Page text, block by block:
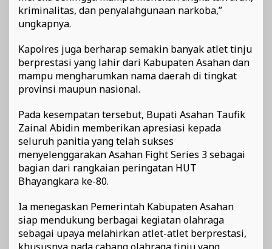
kriminalitas, dan penyalahgunaan narkoba,”
ungkapnya.
Kapolres juga berharap semakin banyak atlet tinju
berprestasi yang lahir dari Kabupaten Asahan dan
mampu mengharumkan nama daerah di tingkat
provinsi maupun nasional.
Pada kesempatan tersebut, Bupati Asahan Taufik
Zainal Abidin memberikan apresiasi kepada
seluruh panitia yang telah sukses
menyelenggarakan Asahan Fight Series 3 sebagai
bagian dari rangkaian peringatan HUT
Bhayangkara ke-80.
Ia menegaskan Pemerintah Kabupaten Asahan
siap mendukung berbagai kegiatan olahraga
sebagai upaya melahirkan atlet-atlet berprestasi,
khususnya pada cabang olahraga tinju yang